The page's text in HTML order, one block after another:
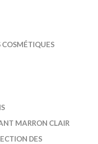
COSMÉTIQUES
MARRON CLAIR
DES